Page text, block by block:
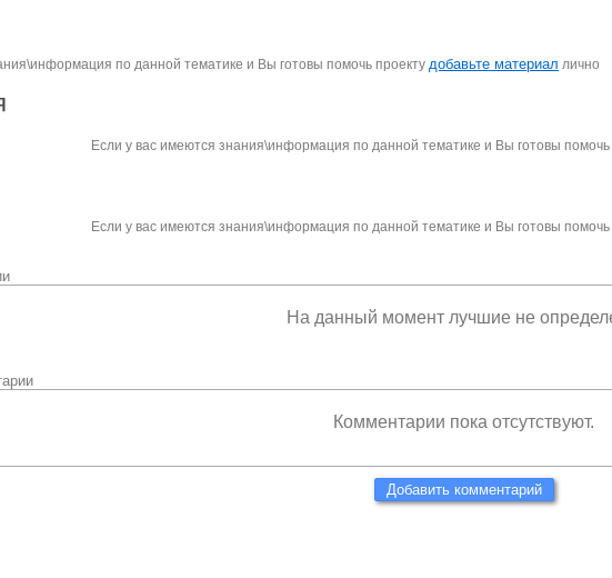
по данной тематике и Вы готовы помочь проекту добавьте материал лично
Если у вас имеются знания\информация по данной тематике и Вы готовы помочь
Если у вас имеются знания\информация по данной тематике и Вы готовы помочь
На данный момент лучшие не
Комментарии пока отсутствуют.
Добавить комментарий